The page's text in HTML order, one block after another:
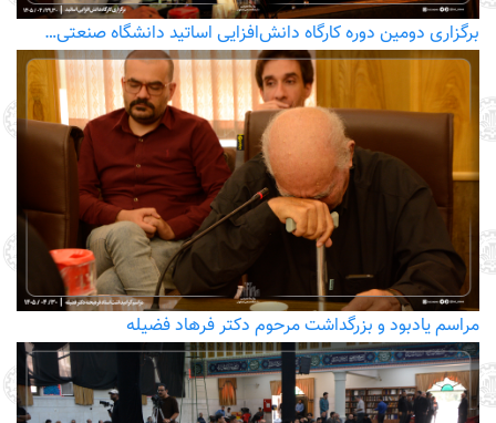
برگزاری دومین دوره کارگاه دانش‌افزایی اساتید دانشگاه صنعتی…
مراسم یادبود و بزرگداشت مرحوم دکتر فرهاد فضیله